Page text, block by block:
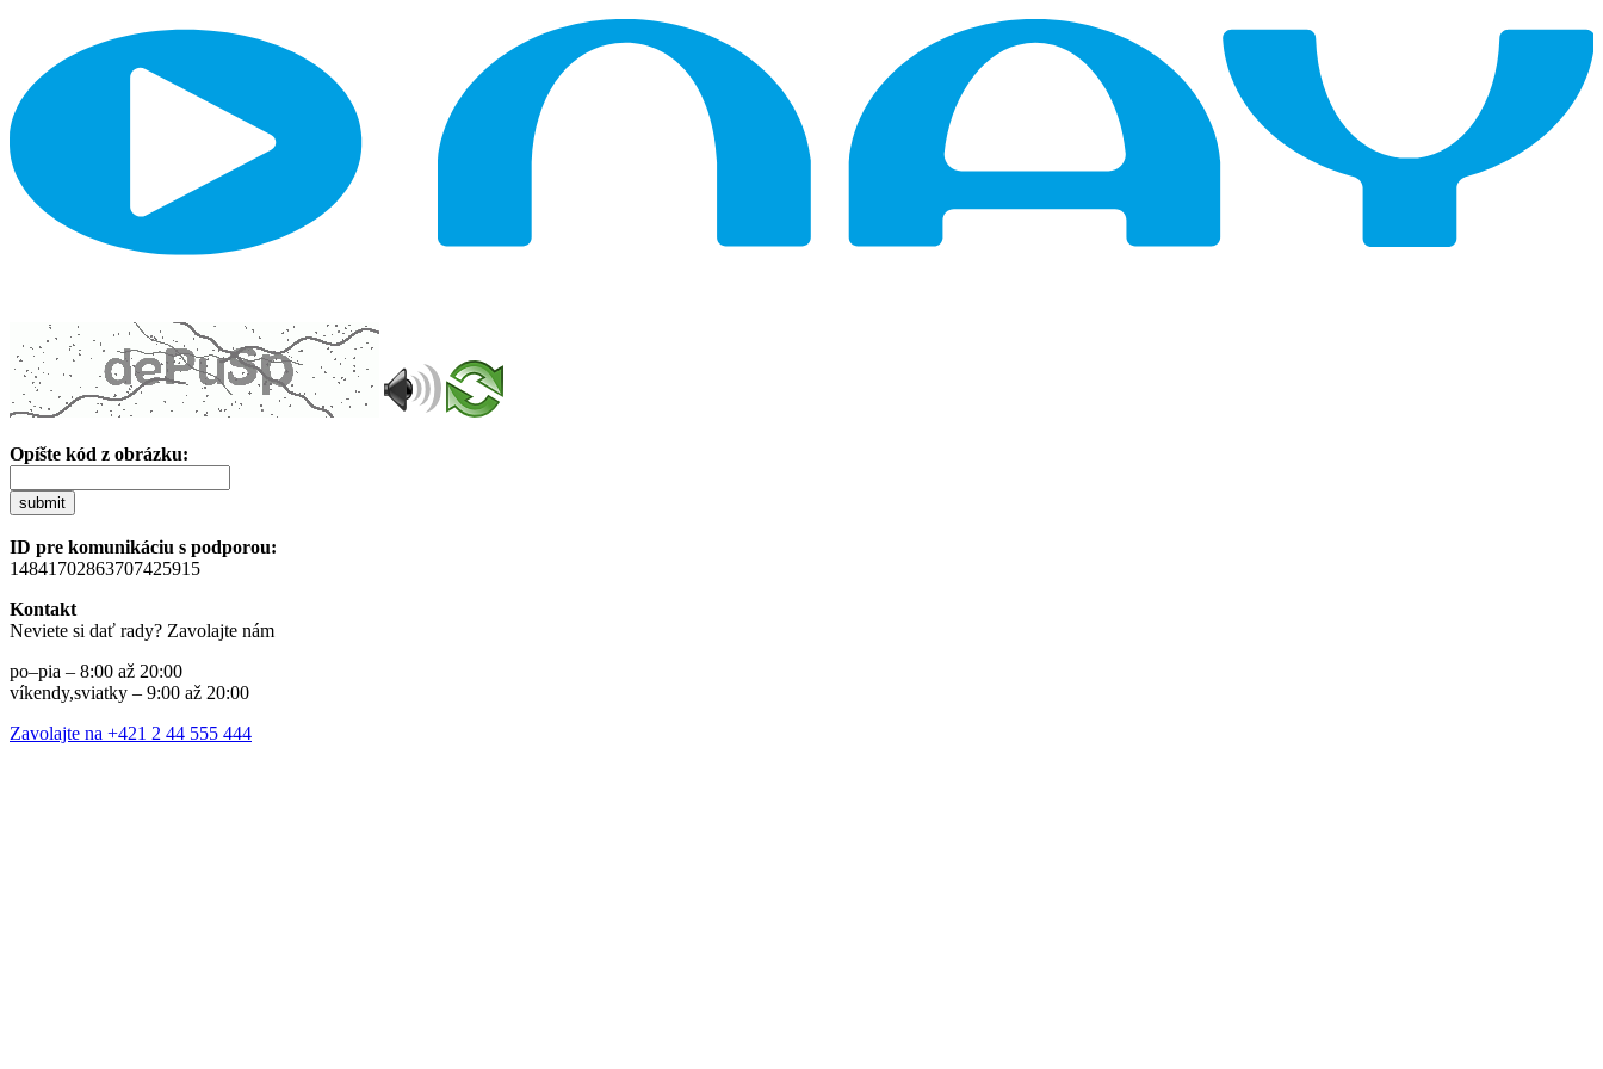
Opíšte kód z obrázku:
submit
ID pre komunikáciu s podporou:
14841702863707425915
Kontakt
Neviete si dať rady? Zavolajte nám
po–pia – 8:00 až 20:00
víkendy,sviatky – 9:00 až 20:00
Zavolajte na +421 2 44 555 444